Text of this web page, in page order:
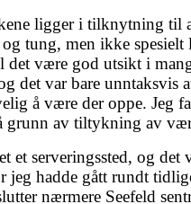
ligger i tilknytning
tung, men ikke
være god utsikt i
det var bare
å være der oppe.
grunn av tiltykning av
et serveringssted, og
jeg hadde gått rundt
nærmere Seefeld